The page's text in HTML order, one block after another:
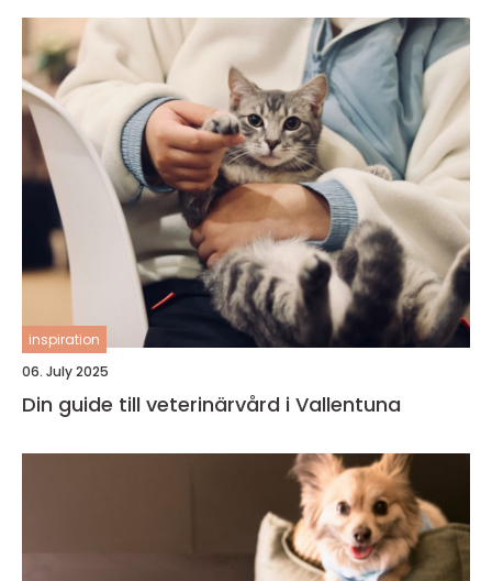
inspiration
06. July 2025
Din guide till veterinärvård i Vallentuna